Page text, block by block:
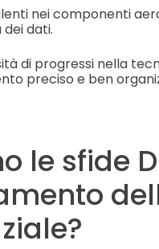
nei componenti
dati.
di progressi nella
preciso e ben
le sfide